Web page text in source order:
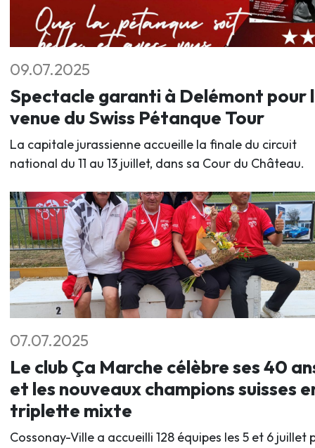
09.07.2025
Spectacle garanti à Delémont pour
venue du Swiss Pétanque Tour
La capitale jurassienne accueille la finale du circuit
national du 11 au 13 juillet, dans sa Cour du Château.
07.07.2025
Le club Ça Marche célèbre ses 40
et les nouveaux champions suisses
triplette mixte
Cossonay-Ville a accueilli 128 équipes les 5 et 6 juillet